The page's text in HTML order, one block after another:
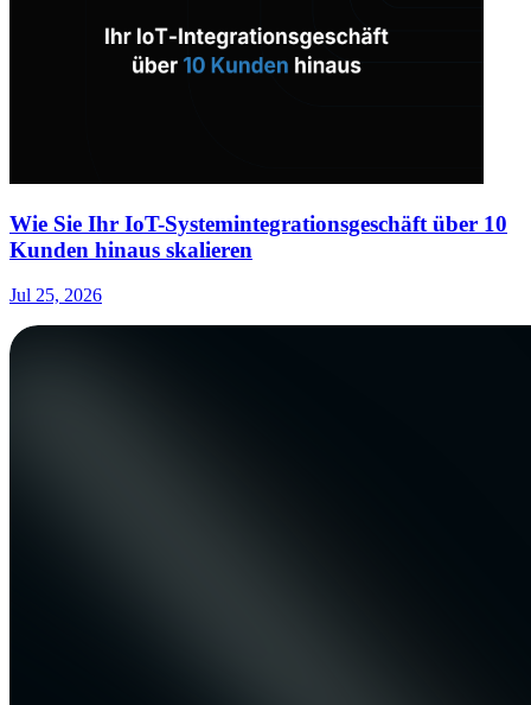
Wie Sie Ihr IoT-Systemintegrationsgeschäft über 10
Kunden hinaus skalieren
Jul 25, 2026